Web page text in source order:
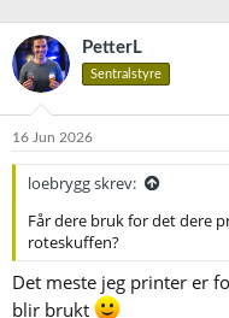
å
d
s
a
r
t
e
r
t
a
o
PetterL
Sentralstyre
16 Jun 2026
loebrygg skrev:
Får dere bruk for det dere
roteskuffen?
Det meste jeg printer er
blir brukt